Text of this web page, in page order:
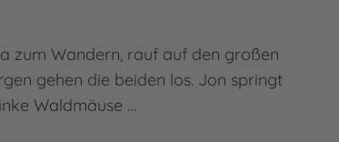
zum Wandern, rauf auf den großen
gehen die beiden los. Jon springt
Waldmäuse …